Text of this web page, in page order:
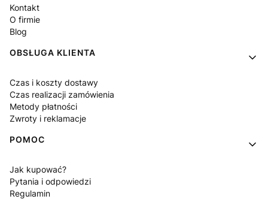
Kontakt
O firmie
Blog
OBSŁUGA KLIENTA
Czas i koszty dostawy
Czas realizacji zamówienia
Metody płatności
Zwroty i reklamacje
POMOC
Jak kupować?
Pytania i odpowiedzi
Regulamin